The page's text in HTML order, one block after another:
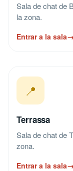
Sala de chat de
la zona.
Entrar a la sala→
📍
Terrassa
Sala de chat de
zona.
Entrar a la sala→